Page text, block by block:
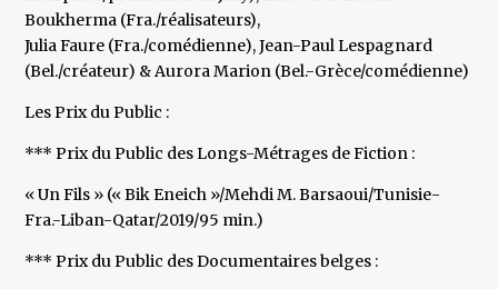
Boukherma (Fra./réalisateurs),
Julia Faure (Fra./comédienne), Jean-Paul Lespagnard
(Bel./créateur) & Aurora Marion (Bel.-Grèce/comédienne)
Les Prix du Public :
*** Prix du Public des Longs-Métrages de Fiction :
« Un Fils » (« Bik Eneich »/Mehdi M. Barsaoui/Tunisie-
Fra.-Liban-Qatar/2019/95 min.)
*** Prix du Public des Documentaires belges :